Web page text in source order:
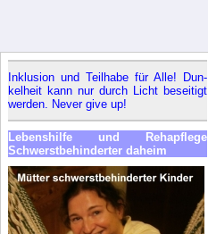
In­klu­si­on und Teil­ha­be für Al­le! Dun­
kel­heit kann nur durch Licht be­sei­tigt
wer­den. Ne­ver gi­ve up!
Le­bens­hil­fe und Re­h­a­pfle­ge
Schwerst­be­hin­der­ter da­heim